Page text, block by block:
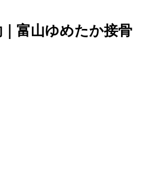
富山ゆめたか接骨